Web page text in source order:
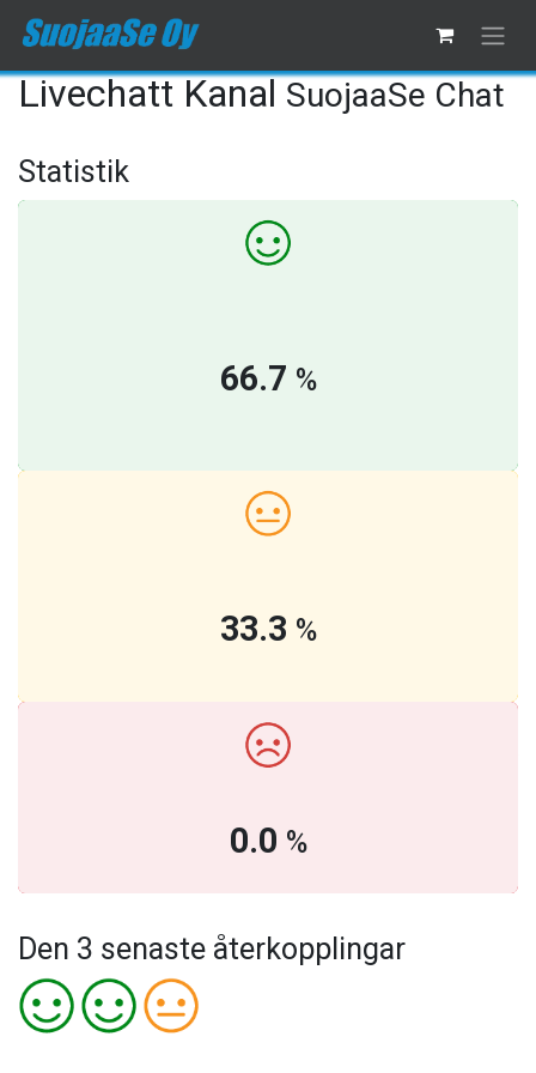
Livechatt Kanal SuojaaSe Chat
Statistik
66.7 %
33.3 %
0.0 %
Den 3 senaste återkopplingar